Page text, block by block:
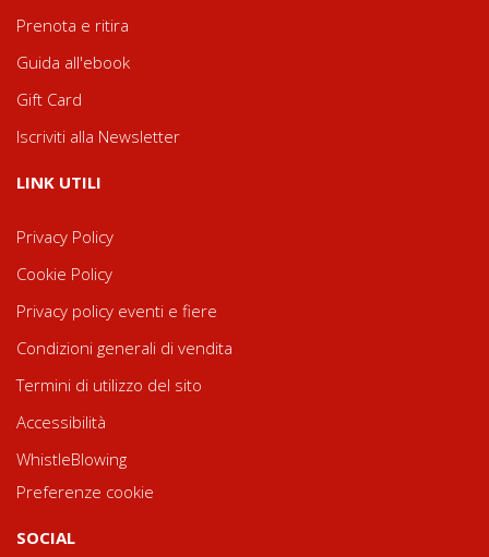
Prenota e ritira
Guida all'ebook
Gift Card
Iscriviti alla Newsletter
LINK UTILI
Privacy Policy
Cookie Policy
Privacy policy eventi e fiere
Condizioni generali di vendita
Termini di utilizzo del sito
Accessibilità
WhistleBlowing
Preferenze cookie
SOCIAL